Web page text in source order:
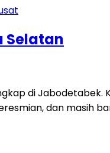
Selatan
di
dan masih